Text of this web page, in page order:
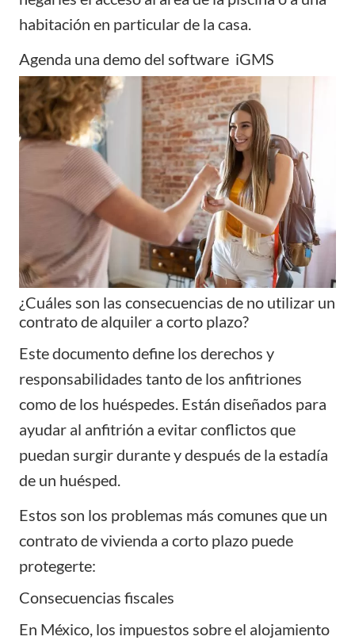
habitación en particular de la casa.
Agenda una demo del software iGMS
¿Cuáles son las consecuencias de no utilizar un
contrato de alquiler a corto plazo?
Este documento define los derechos y
responsabilidades tanto de los anfitriones
como de los huéspedes. Están diseñados para
ayudar al anfitrión a evitar conflictos que
puedan surgir durante y después de la estadía
de un huésped.
Estos son los problemas más comunes que un
contrato de vivienda a corto plazo puede
protegerte:
Consecuencias fiscales
En México, los impuestos sobre el alojamiento